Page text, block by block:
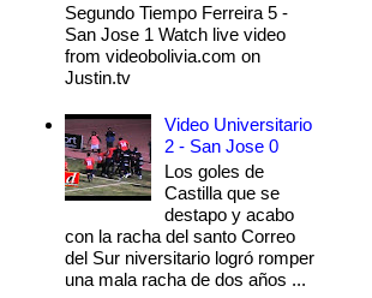
Segundo Tiempo Ferreira 5 -
San Jose 1 Watch live video
from videobolivia.com on
Justin.tv
Video Universitario
2 - San Jose 0
Los goles de
Castilla que se
destapo y acabo
con la racha del santo Correo
del Sur niversitario logró romper
una mala racha de dos años ...